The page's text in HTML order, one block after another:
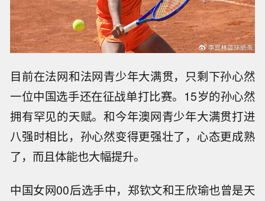
目前在法网和法网青少年大满贯，只剩下孙心然
一位中国选手还在征战单打比赛。15岁的孙心然
拥有罕见的天赋。和今年澳网青少年大满贯打进
八强时相比，孙心然变得更强壮了，心态更成熟
了，而且体能也大幅提升。
中国女网00后选手中，郑钦文和王欣瑜也曾是天